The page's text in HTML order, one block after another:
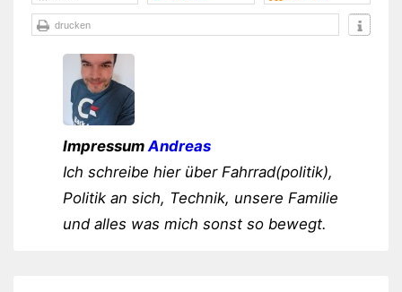
drucken
Impressum Andreas
Ich schreibe hier über Fahrrad(politik),
Politik an sich, Technik, unsere Familie
und alles was mich sonst so bewegt.